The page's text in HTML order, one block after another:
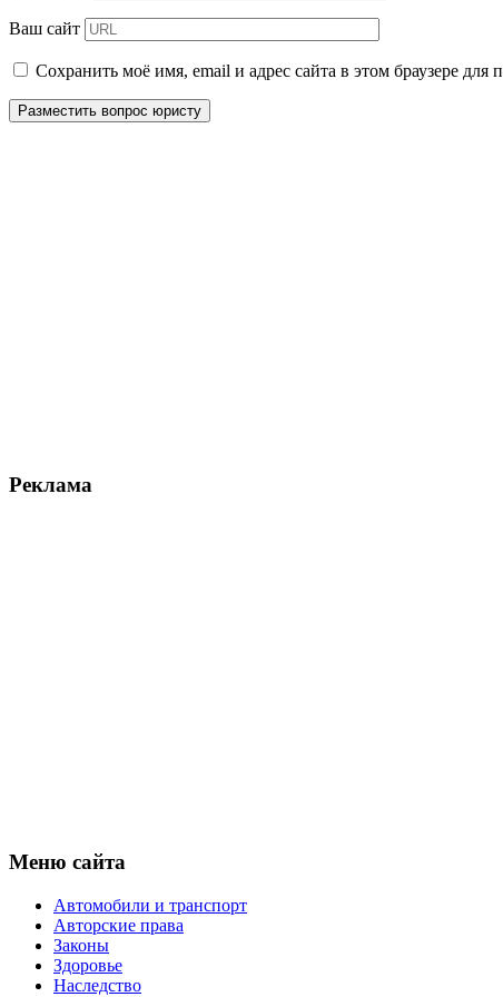
Ваш сайт
Сохранить моё имя, email и адрес сайта в этом браузере
Реклама
Меню сайта
Автомобили и транспорт
Авторские права
Законы
Здоровье
Наследство